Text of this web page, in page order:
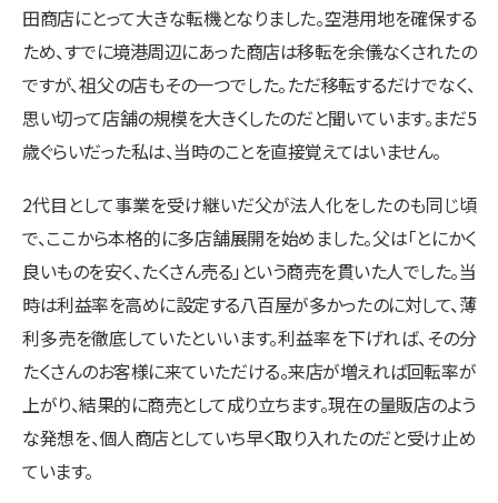
田商店にとって大きな転機となりました。空港用地を確保する
ため、すでに境港周辺にあった商店は移転を余儀なくされたの
ですが、祖父の店もその一つでした。ただ移転するだけでなく、
思い切って店舗の規模を大きくしたのだと聞いています。まだ5
歳ぐらいだった私は、当時のことを直接覚えてはいません。
2代目として事業を受け継いだ父が法人化をしたのも同じ頃
で、ここから本格的に多店舗展開を始めました。父は「とにかく
良いものを安く、たくさん売る」という商売を貫いた人でした。当
時は利益率を高めに設定する八百屋が多かったのに対して、薄
利多売を徹底していたといいます。利益率を下げれば、その分
たくさんのお客様に来ていただける。来店が増えれば回転率が
上がり、結果的に商売として成り立ちます。現在の量販店のよう
な発想を、個人商店としていち早く取り入れたのだと受け止め
ています。